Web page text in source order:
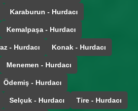
Karaburun - Hurdacı
Kemalpaşa - Hurdacı
- Hurdacı Konak - Hurdacı
Menemen - Hurdacı
Ödemiş - Hurdacı
Selçuk - Hurdacı Tire - Hurdacı